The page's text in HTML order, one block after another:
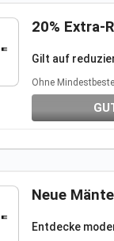
20% Extra-
Gilt auf
Ohne
Neue
Entdecke